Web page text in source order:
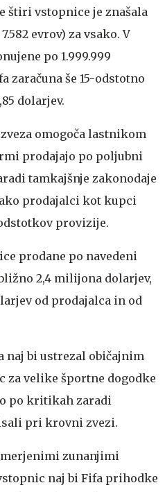
štiri vstopnice je znašala
evrov) za vsako. V
po 1.999.999
zaračuna še 15-odstotno
dolarjev.
omogoča lastnikom
prodajajo po poljubni
tamkajšnje zakonodaje
prodajalci kot kupci
provizije.
prodane po navedeni
2,4 milijona dolarjev,
od prodajalca in od
naj bi ustrezal običajnim
za velike športne dogodke
po kritikah zaradi
pri krovni zvezi.
zunanjimi
naj bi Fifa prihodke